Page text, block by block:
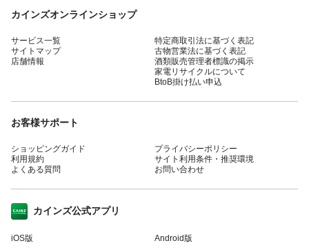
カインズオンラインショップ
サービス一覧
サイトマップ
店舗情報
特定商取引法に基づく表記
古物営業法に基づく表記
酒類販売管理者標識の掲示
家電リサイクルについて
BtoB掛け払い申込
お客様サポート
ショッピングガイド
利用規約
よくある質問
プライバシーポリシー
サイト利用条件・推奨環境
お問い合わせ
カインズ公式アプリ
iOS版 Android版